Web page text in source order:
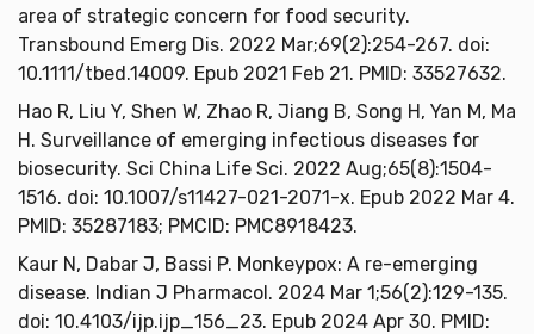
area of strategic concern for food security.
Transbound Emerg Dis. 2022 Mar;69(2):254-267. doi:
10.1111/tbed.14009. Epub 2021 Feb 21. PMID: 33527632.
Hao R, Liu Y, Shen W, Zhao R, Jiang B, Song H, Yan M, Ma
H. Surveillance of emerging infectious diseases for
biosecurity. Sci China Life Sci. 2022 Aug;65(8):1504-
1516. doi: 10.1007/s11427-021-2071-x. Epub 2022 Mar 4.
PMID: 35287183; PMCID: PMC8918423.
Kaur N, Dabar J, Bassi P. Monkeypox: A re-emerging
disease. Indian J Pharmacol. 2024 Mar 1;56(2):129-135.
doi: 10.4103/ijp.ijp_156_23. Epub 2024 Apr 30. PMID: